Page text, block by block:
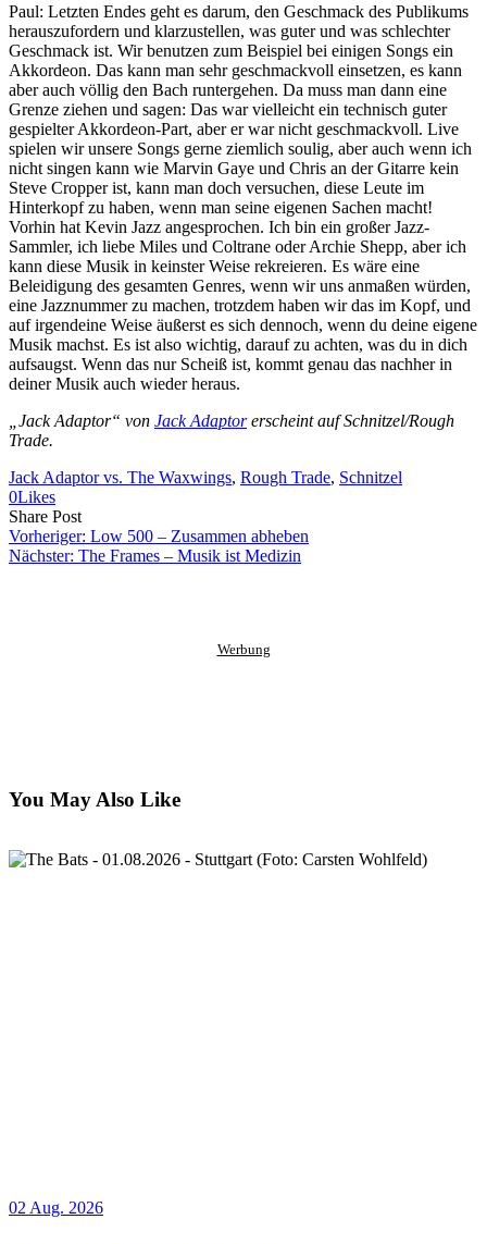
Paul: Letzten Endes geht es darum, den Geschmack des Publikums
herauszufordern und klarzustellen, was guter und was schlechter
Geschmack ist. Wir benutzen zum Beispiel bei einigen Songs ein
Akkordeon. Das kann man sehr geschmackvoll einsetzen, es kann
aber auch völlig den Bach runtergehen. Da muss man dann eine
Grenze ziehen und sagen: Das war vielleicht ein technisch guter
gespielter Akkordeon-Part, aber er war nicht geschmackvoll. Live
spielen wir unsere Songs gerne ziemlich soulig, aber auch wenn ich
nicht singen kann wie Marvin Gaye und Chris an der Gitarre kein
Steve Cropper ist, kann man doch versuchen, diese Leute im
Hinterkopf zu haben, wenn man seine eigenen Sachen macht!
Vorhin hat Kevin Jazz angesprochen. Ich bin ein großer Jazz-
Sammler, ich liebe Miles und Coltrane oder Archie Shepp, aber ich
kann diese Musik in keinster Weise rekreieren. Es wäre eine
Beleidigung des gesamten Genres, wenn wir uns anmaßen würden,
eine Jazznummer zu machen, trotzdem haben wir das im Kopf, und
auf irgendeine Weise äußerst es sich dennoch, wenn du deine eigene
Musik machst. Es ist also wichtig, darauf zu achten, was du in dich
aufsaugst. Wenn das nur Scheiß ist, kommt genau das nachher in
deiner Musik auch wieder heraus.
„Jack Adaptor“ von Jack Adaptorerscheint auf Schnitzel/Rough
Trade.
Jack Adaptor vs. The Waxwings, Rough Trade, Schnitzel
0Likes
Share PostShare
on
Facebook
Copy
URL
to
Send
Link
via
Vorheriger: Low 500 – Zusammen abheben
Nächster: The Frames – Musik ist Medizin
Werbung
You May Also Like
02 Aug. 2026